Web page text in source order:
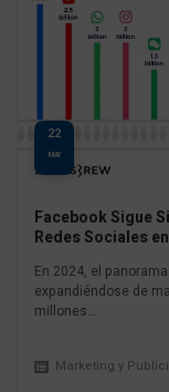
22
MAY
Facebook Sigue
Redes Sociales
En 2024, el
expandiéndose de
millones...
Marketing y